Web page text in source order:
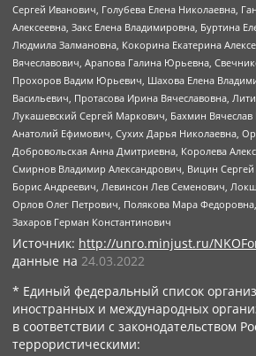
Сергей Иванович, Голубева Елена Николаевна,
Алексеевна, Закс Елена Владимировна, Буртина
Людмила Залмановна, Кокорина Екатерина
Вячеславович, Арапова Галина Юрьевна,
Прохоров Вадим Юрьевич, Шахова Елена
Васильевич, Протасова Ирина Вячеславовна,
Лукашевский Сергей Маркович, Бахмин
Анатолий Ефимович, Сухих Дарья Николаевна,
Добровольская Анна Дмитриевна, Королева
Смирнов Владимир Александрович, Вицин
Борис Андреевич, Левинсон Лев Семенович,
Орлов Олег Петрович, Полякова Мара
Захаров Герман Константинович
Источник: http://unro.minjust.ru/
данные на 24.03.2022
* Единый федеральный список
иностранных и международных
в соответствии с законодательством
террористическими: